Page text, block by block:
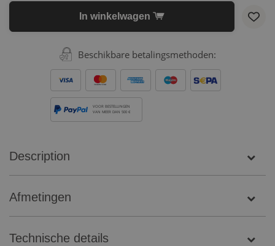
In winkelwagen
Beschikbare betalingsmethoden:
VOOR BESTELLINGEN
VAN MEER DAN 500 €
Description
Afmetingen
Technische details